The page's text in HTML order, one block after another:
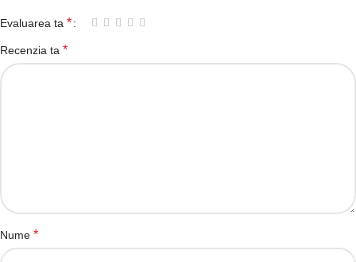
Evaluarea ta *
Recenzia ta *
Nume *